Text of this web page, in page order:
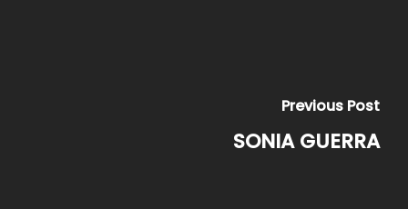
Previous Post
SONIA GUERRA